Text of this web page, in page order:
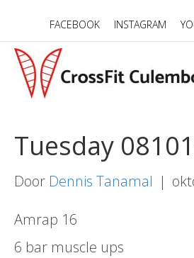
FACEBOOK INSTAGRAM
Tuesday
Door Dennis Tanamal |
Amrap 16
6 bar muscle ups